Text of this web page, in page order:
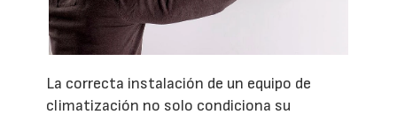
La correcta instalación de un equipo de
climatización no solo condiciona su